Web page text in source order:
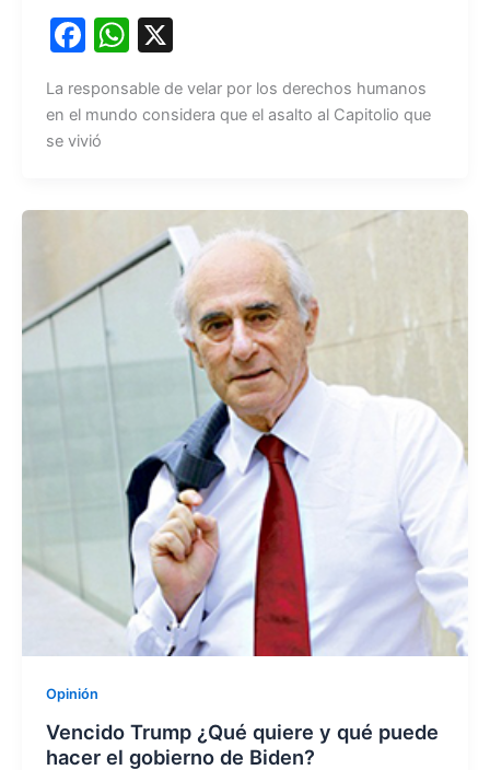
F
c
e
o
k
W
at
p
p
X
La responsable de velar por los derechos humanos
en el mundo considera que el asalto al Capitolio que
se vivió
Opinión
Vencido Trump ¿Qué quiere y qué puede
hacer el gobierno de Biden?